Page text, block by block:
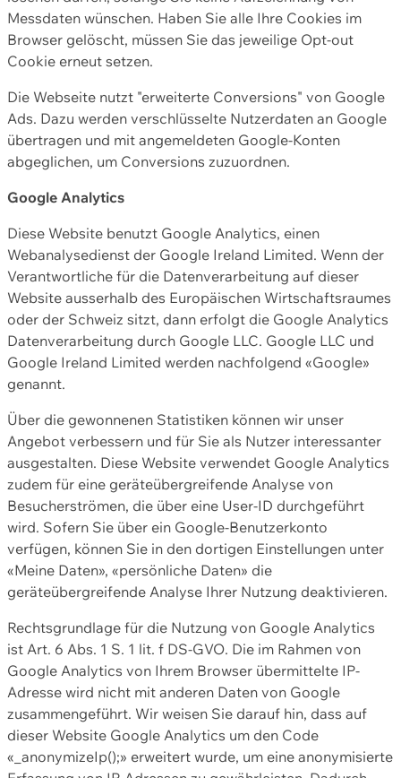
Messdaten wünschen. Haben Sie alle Ihre Cookies im
Browser gelöscht, müssen Sie das jeweilige Opt-out
Cookie erneut setzen.
Die Webseite nutzt "erweiterte Conversions" von Google
Ads. Dazu werden verschlüsselte Nutzerdaten an Google
übertragen und mit angemeldeten Google-Konten
abgeglichen, um Conversions zuzuordnen.
Google Analytics
Diese Website benutzt Google Analytics, einen
Webanalysedienst der Google Ireland Limited. Wenn der
Verantwortliche für die Datenverarbeitung auf dieser
Website ausserhalb des Europäischen Wirtschaftsraumes
oder der Schweiz sitzt, dann erfolgt die Google Analytics
Datenverarbeitung durch Google LLC. Google LLC und
Google Ireland Limited werden nachfolgend «Google»
genannt.
Über die gewonnenen Statistiken können wir unser
Angebot verbessern und für Sie als Nutzer interessanter
ausgestalten. Diese Website verwendet Google Analytics
zudem für eine geräteübergreifende Analyse von
Besucherströmen, die über eine User-ID durchgeführt
wird. Sofern Sie über ein Google-Benutzerkonto
verfügen, können Sie in den dortigen Einstellungen unter
«Meine Daten», «persönliche Daten» die
geräteübergreifende Analyse Ihrer Nutzung deaktivieren.
Rechtsgrundlage für die Nutzung von Google Analytics
ist Art. 6 Abs. 1 S. 1 lit. f DS-GVO. Die im Rahmen von
Google Analytics von Ihrem Browser übermittelte IP-
Adresse wird nicht mit anderen Daten von Google
zusammengeführt. Wir weisen Sie darauf hin, dass auf
dieser Website Google Analytics um den Code
«_anonymizeIp();» erweitert wurde, um eine anonymisierte